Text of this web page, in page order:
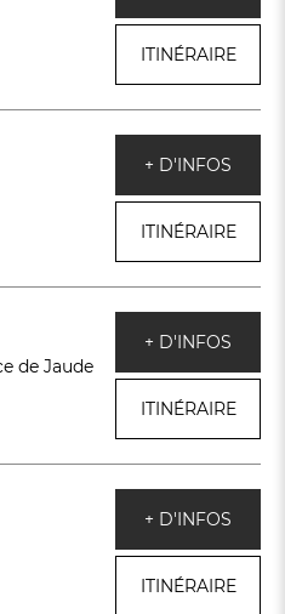
ITINÉRAIRE
+ D'INFOS
ITINÉRAIRE
de Jaude
+ D'INFOS
ITINÉRAIRE
+ D'INFOS
ITINÉRAIRE